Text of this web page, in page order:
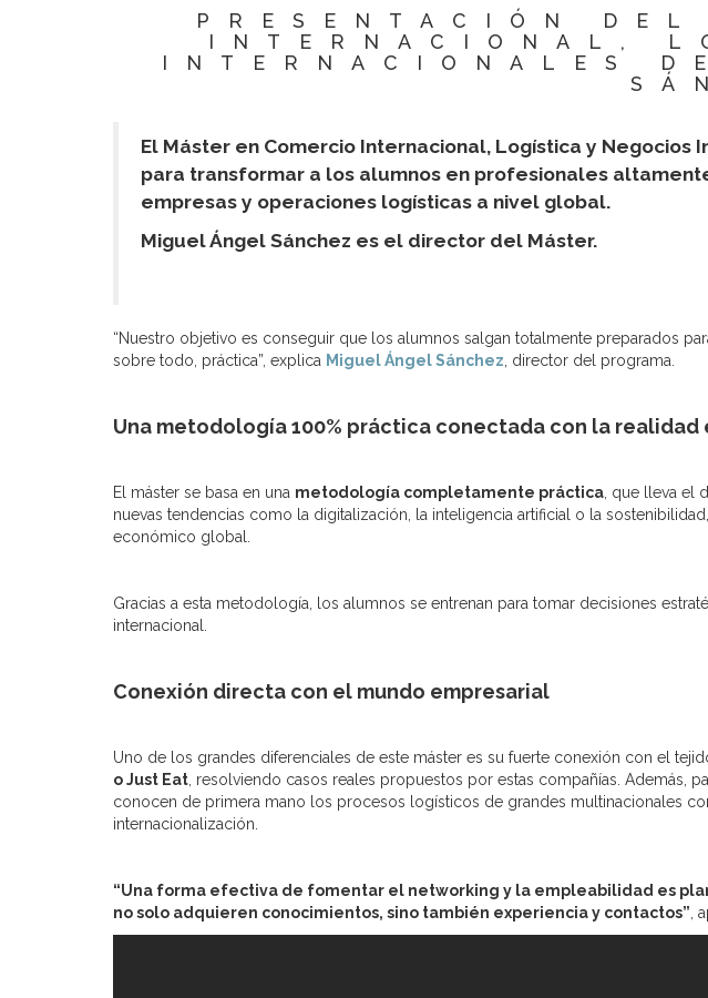
PRESENTACIÓN
INTERNACIONAL,
INTERNACIONALES
El Máster en Comercio Internacional, Logística y
para transformar a los alumnos en profesionales
empresas y operaciones logísticas a nivel global.
Miguel Ángel Sánchez es el director del Máster.
“Nuestro objetivo es conseguir que los alumnos salgan totalmente preparados
sobre todo, práctica”, explica Miguel Ángel Sánchez , director del programa.
Una metodología 100% práctica conectada con la realidad
El máster se basa en una metodología completamente práctica , que lleva el
nuevas tendencias como la digitalización, la inteligencia artificial o la
económico global.
Gracias a esta metodología, los alumnos se entrenan para tomar decisiones
internacional.
Conexión directa con el mundo empresarial
Uno de los grandes diferenciales de este máster es su fuerte conexión con el
o Just Eat , resolviendo casos reales propuestos por estas compañías. Además,
conocen de primera mano los procesos logísticos de grandes multinacionales
internacionalización.
“Una forma efectiva de fomentar el networking y la empleabilidad es
no solo adquieren conocimientos, sino también experiencia y contactos” ,